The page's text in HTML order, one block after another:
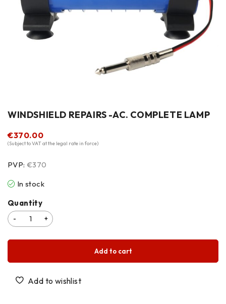
WINDSHIELD REPAIRS -AC. COMPLETE LAMP
€370.00
(Subject to VAT at the legal rate in force)
PVP: €370
In stock
Quantity
Add to cart